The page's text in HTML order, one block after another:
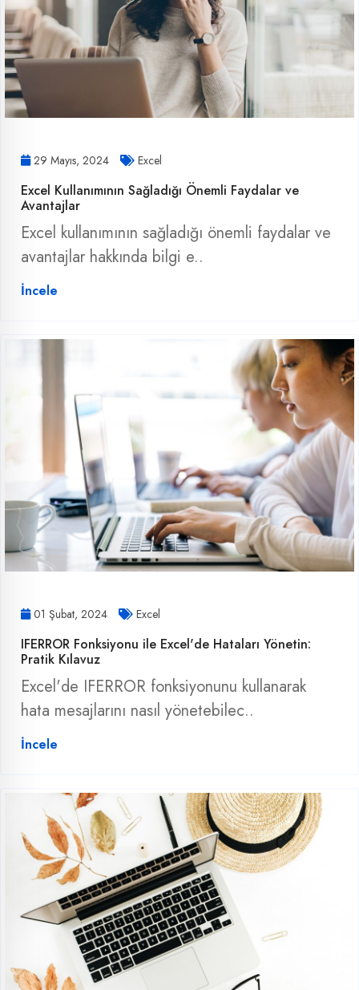
29 Mayıs, 2024 Excel
Excel Kullanımının Sağladığı Önemli Faydalar ve
Avantajlar
Excel kullanımının sağladığı önemli faydalar ve
avantajlar hakkında bilgi e..
İncele
01 Şubat, 2024 Excel
IFERROR Fonksiyonu ile Excel'de Hataları Yönetin:
Pratik Kılavuz
Excel'de IFERROR fonksiyonunu kullanarak
hata mesajlarını nasıl yönetebilec..
İncele